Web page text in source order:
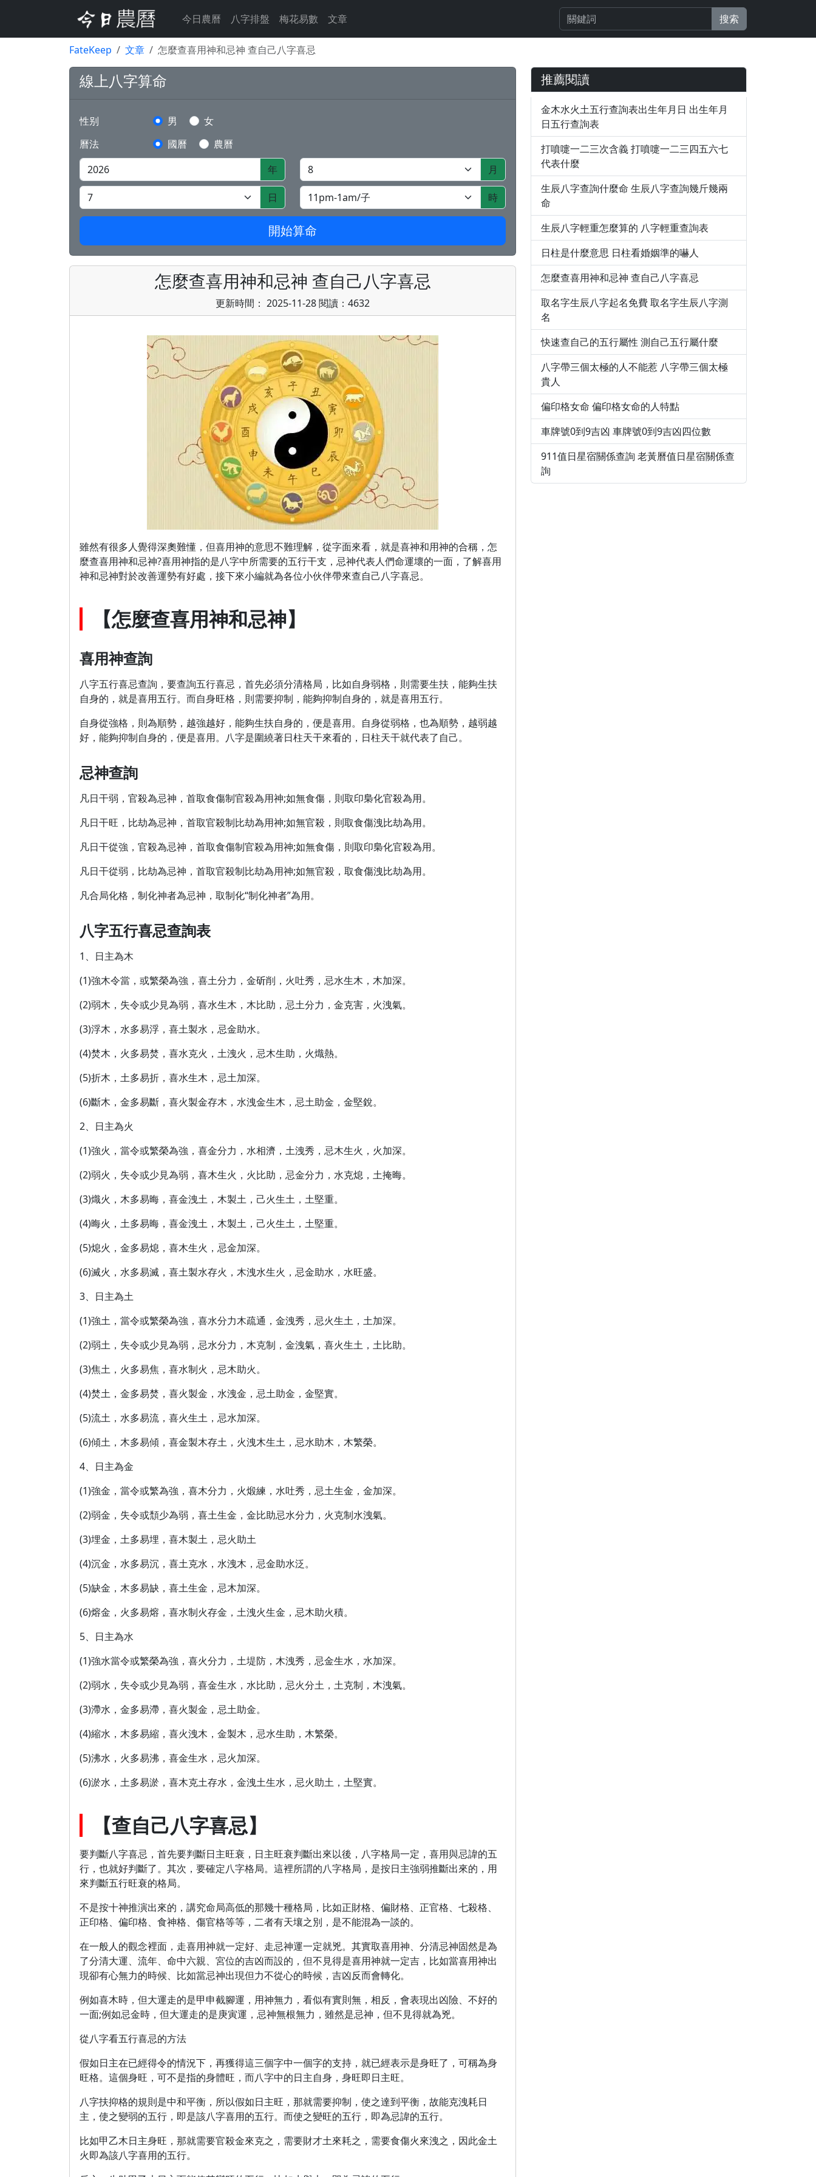
今日農曆 八字排盤 梅花易數 文章 搜索
FateKeep 文章 怎麼查喜用神和忌神 查自己八字喜忌
線上八字算命
性别 男
女
曆法
國曆
農曆
年
月
日 時
開始算命
怎麼查喜用神和忌神 查自己八字喜忌
更新時間： 2025-11-28 閱讀：4632
雖然有很多人覺得深奧難懂，但喜用神的意思不難理解，從字面來看，就是喜神和用神的合稱，怎
麼查喜用神和忌神?喜用神指的是八字中所需要的五行干支，忌神代表人們命運壞的一面，了解喜用
神和忌神對於改善運勢有好處，接下來小編就為各位小伙伴帶來查自己八字喜忌。
【怎麼查喜用神和忌神】
喜用神查詢
八字五行喜忌查詢，要查詢五行喜忌，首先必須分清格局，比如自身弱格，則需要生扶，能夠生扶
自身的，就是喜用五行。而自身旺格，則需要抑制，能夠抑制自身的，就是喜用五行。
自身從強格，則為順勢，越強越好，能夠生扶自身的，便是喜用。自身從弱格，也為順勢，越弱越
好，能夠抑制自身的，便是喜用。八字是圍繞著日柱天干來看的，日柱天干就代表了自己。
忌神查詢
凡日干弱，官殺為忌神，首取食傷制官殺為用神;如無食傷，則取印梟化官殺為用。
凡日干旺，比劫為忌神，首取官殺制比劫為用神;如無官殺，則取食傷洩比劫為用。
凡日干從強，官殺為忌神，首取食傷制官殺為用神;如無食傷，則取印梟化官殺為用。
凡日干從弱，比劫為忌神，首取官殺制比劫為用神;如無官殺，取食傷洩比劫為用。
凡合局化格，制化神者為忌神，取制化“制化神者”為用。
八字五行喜忌查詢表
1、日主為木
(1)強木令當，或繁榮為強，喜土分力，金斫削，火吐秀，忌水生木，木加深。
(2)弱木，失令或少見為弱，喜水生木，木比助，忌土分力，金克害，火洩氣。
(3)浮木，水多易浮，喜土製水，忌金助水。
(4)焚木，火多易焚，喜水克火，土洩火，忌木生助，火熾熱。
(5)折木，土多易折，喜水生木，忌土加深。
(6)斷木，金多易斷，喜火製金存木，水洩金生木，忌土助金，金堅銳。
2、日主為火
(1)強火，當令或繁榮為強，喜金分力，水相濟，土洩秀，忌木生火，火加深。
(2)弱火，失令或少見為弱，喜木生火，火比助，忌金分力，水克熄，土掩晦。
(3)熾火，木多易晦，喜金洩土，木製土，己火生土，土堅重。
(4)晦火，土多易晦，喜金洩土，木製土，己火生土，土堅重。
(5)熄火，金多易熄，喜木生火，忌金加深。
(6)滅火，水多易滅，喜土製水存火，木洩水生火，忌金助水，水旺盛。
3、日主為土
(1)強土，當令或繁榮為強，喜水分力木疏通，金洩秀，忌火生土，土加深。
(2)弱土，失令或少見為弱，忌水分力，木克制，金洩氣，喜火生土，土比助。
(3)焦土，火多易焦，喜水制火，忌木助火。
(4)焚土，金多易焚，喜火製金，水洩金，忌土助金，金堅實。
(5)流土，水多易流，喜火生土，忌水加深。
(6)傾土，木多易傾，喜金製木存土，火洩木生土，忌水助木，木繁榮。
4、日主為金
(1)強金，當令或繁為強，喜木分力，火煅練，水吐秀，忌土生金，金加深。
(2)弱金，失令或頹少為弱，喜土生金，金比助忌水分力，火克制水洩氣。
(3)埋金，土多易埋，喜木製土，忌火助土
(4)沉金，水多易沉，喜土克水，水洩木，忌金助水泛。
(5)缺金，木多易缺，喜土生金，忌木加深。
(6)熔金，火多易熔，喜水制火存金，土洩火生金，忌木助火積。
5、日主為水
(1)強水當令或繁榮為強，喜火分力，土堤防，木洩秀，忌金生水，水加深。
(2)弱水，失令或少見為弱，喜金生水，水比助，忌火分土，土克制，木洩氣。
(3)滯水，金多易滯，喜火製金，忌土助金。
(4)縮水，木多易縮，喜火洩木，金製木，忌水生助，木繁榮。
(5)沸水，火多易沸，喜金生水，忌火加深。
(6)淤水，土多易淤，喜木克土存水，金洩土生水，忌火助土，土堅實。
【查自己八字喜忌】
要判斷八字喜忌，首先要判斷日主旺衰，日主旺衰判斷出來以後，八字格局一定，喜用與忌諱的五
行，也就好判斷了。其次，要確定八字格局。這裡所謂的八字格局，是按日主強弱推斷出來的，用
來判斷五行旺衰的格局。
不是按十神推演出來的，講究命局高低的那幾十種格局，比如正財格、偏財格、正官格、七殺格、
正印格、偏印格、食神格、傷官格等等，二者有天壤之別，是不能混為一談的。
在一般人的觀念裡面，走喜用神就一定好、走忌神運一定就兇。其實取喜用神、分清忌神固然是為
了分清大運、流年、命中六親、宮位的吉凶而設的，但不見得是喜用神就一定吉，比如當喜用神出
現卻有心無力的時候、比如當忌神出現但力不從心的時候，吉凶反而會轉化。
例如喜木時，但大運走的是甲申截腳運，用神無力，看似有實則無，相反，會表現出凶險、不好的
一面;例如忌金時，但大運走的是庚寅運，忌神無根無力，雖然是忌神，但不見得就為兇。
從八字看五行喜忌的方法
假如日主在已經得令的情況下，再獲得這三個字中一個字的支持，就已經表示是身旺了，可稱為身
旺格。這個身旺，可不是指的身體旺，而八字中的日主自身，身旺即日主旺。
八字扶抑格的規則是中和平衡，所以假如日主旺，那就需要抑制，使之達到平衡，故能克洩耗日
主，使之變弱的五行，即是該八字喜用的五行。而使之變旺的五行，即為忌諱的五行。
比如甲乙木日主身旺，那就需要官殺金來克之，需要財才土來耗之，需要食傷火來洩之，因此金土
火即為該八字喜用的五行。
推薦閱讀
金木水火土五行查詢表出生年月日 出生年月
日五行查詢表
打噴嚏一二三次含義 打噴嚏一二三四五六七
代表什麼
生辰八字查詢什麼命 生辰八字查詢幾斤幾兩
命
生辰八字輕重怎麼算的 八字輕重查詢表
日柱是什麼意思 日柱看婚姻準的嚇人
怎麼查喜用神和忌神 查自己八字喜忌
取名字生辰八字起名免費 取名字生辰八字測
名
快速查自己的五行屬性 測自己五行屬什麼
八字帶三個太極的人不能惹 八字帶三個太極
貴人
偏印格女命 偏印格女命的人特點
車牌號0到9吉凶 車牌號0到9吉凶四位數
911值日星宿關係查詢 老黃曆值日星宿關係查
詢